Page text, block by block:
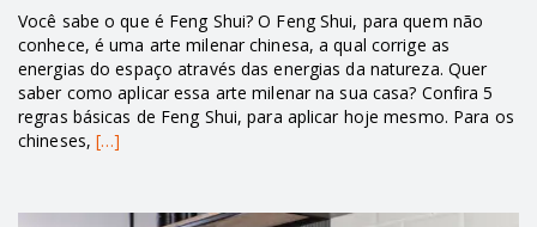
Você sabe o que é Feng Shui? O Feng Shui, para quem não
conhece, é uma arte milenar chinesa, a qual corrige as
energias do espaço através das energias da natureza. Quer
saber como aplicar essa arte milenar na sua casa? Confira 5
regras básicas de Feng Shui, para aplicar hoje mesmo. Para os
chineses,[…]